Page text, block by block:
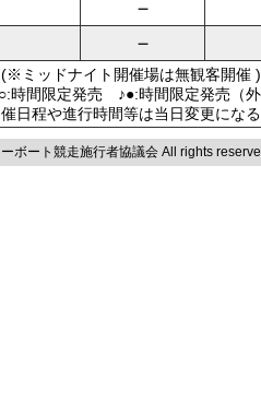
－
－
ミッドナイト開催場は無観客
時間限定発売 ♪●:時間限定発売
日程や進行時間等は当日変更にな
ボート競走施行者協議会 All rights